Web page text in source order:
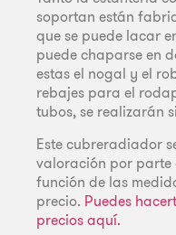
soportan están
que se puede lacar
puede chaparse en
estas el nogal y el
rebajes para el
tubos, se realizarán
Este cubreradiador
valoración por parte
función de las
precio. Puedes
precios aquí.